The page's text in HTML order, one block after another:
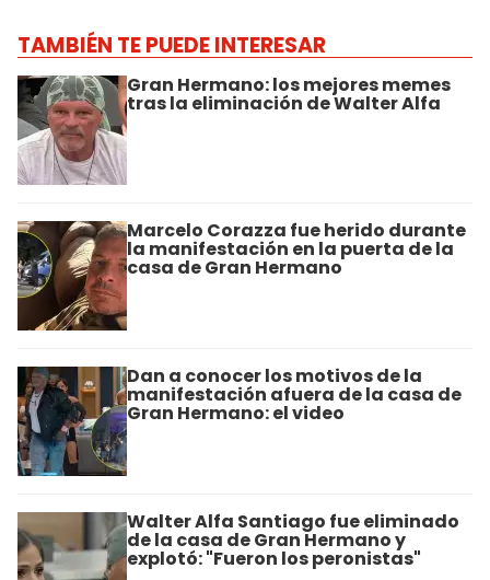
TAMBIÉN TE PUEDE INTERESAR
Gran Hermano: los mejores memes
tras la eliminación de Walter Alfa
Marcelo Corazza fue herido durante
la manifestación en la puerta de la
casa de Gran Hermano
Dan a conocer los motivos de la
manifestación afuera de la casa de
Gran Hermano: el video
Walter Alfa Santiago fue eliminado
de la casa de Gran Hermano y
explotó: "Fueron los peronistas"